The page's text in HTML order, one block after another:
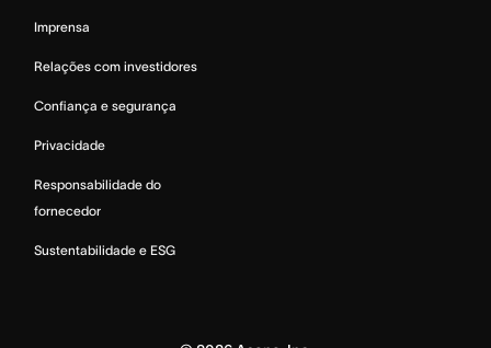
Imprensa
Relações com investidores
Confiança e segurança
Privacidade
Responsabilidade do
fornecedor
Sustentabilidade e ESG